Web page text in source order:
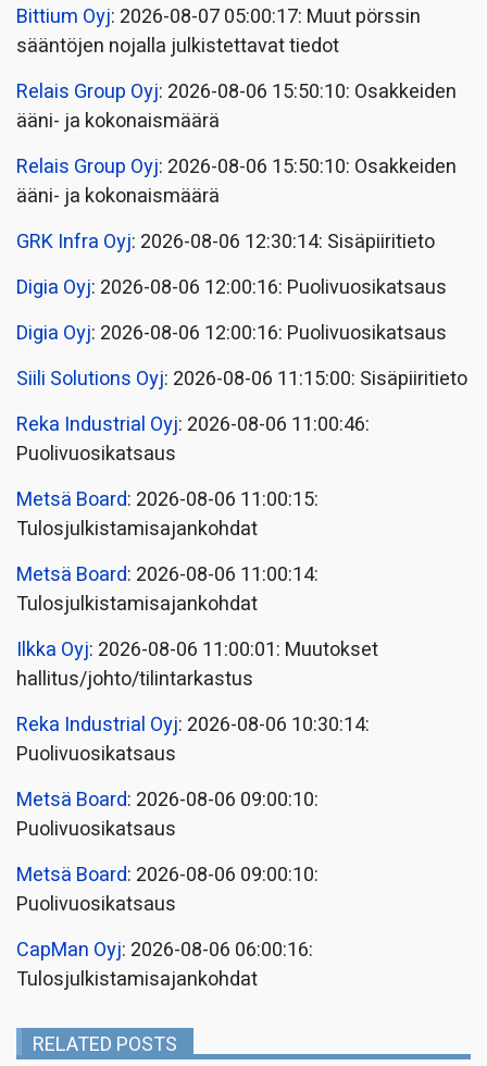
Bittium Oyj: 2026-08-07 05:00:17: Muut pörssin
sääntöjen nojalla julkistettavat tiedot
Relais Group Oyj: 2026-08-06 15:50:10: Osakkeiden
ääni- ja kokonaismäärä
Relais Group Oyj: 2026-08-06 15:50:10: Osakkeiden
ääni- ja kokonaismäärä
GRK Infra Oyj: 2026-08-06 12:30:14: Sisäpiiritieto
Digia Oyj: 2026-08-06 12:00:16: Puolivuosikatsaus
Digia Oyj: 2026-08-06 12:00:16: Puolivuosikatsaus
Siili Solutions Oyj: 2026-08-06 11:15:00: Sisäpiiritieto
Reka Industrial Oyj: 2026-08-06 11:00:46:
Puolivuosikatsaus
Metsä Board: 2026-08-06 11:00:15:
Tulosjulkistamisajankohdat
Metsä Board: 2026-08-06 11:00:14:
Tulosjulkistamisajankohdat
Ilkka Oyj: 2026-08-06 11:00:01: Muutokset
hallitus/johto/tilintarkastus
Reka Industrial Oyj: 2026-08-06 10:30:14:
Puolivuosikatsaus
Metsä Board: 2026-08-06 09:00:10:
Puolivuosikatsaus
Metsä Board: 2026-08-06 09:00:10:
Puolivuosikatsaus
CapMan Oyj: 2026-08-06 06:00:16:
Tulosjulkistamisajankohdat
RELATED POSTS